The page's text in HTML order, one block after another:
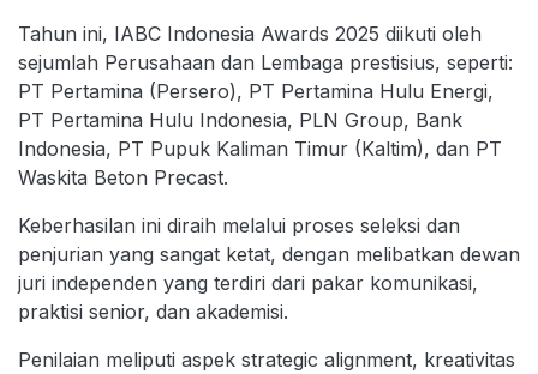
Tahun ini, IABC Indonesia Awards 2025 diikuti oleh
sejumlah Perusahaan dan Lembaga prestisius, seperti:
PT Pertamina (Persero), PT Pertamina Hulu Energi,
PT Pertamina Hulu Indonesia, PLN Group, Bank
Indonesia, PT Pupuk Kaliman Timur (Kaltim), dan PT
Waskita Beton Precast.
Keberhasilan ini diraih melalui proses seleksi dan
penjurian yang sangat ketat, dengan melibatkan dewan
juri independen yang terdiri dari pakar komunikasi,
praktisi senior, dan akademisi.
Penilaian meliputi aspek strategic alignment, kreativitas